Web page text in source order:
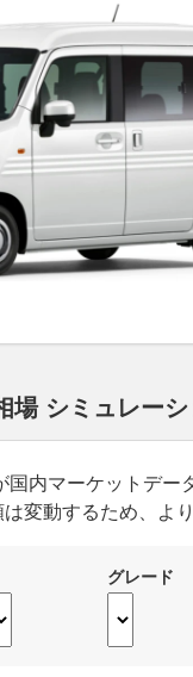
場 シミュレーシ
国内マーケットデ
変動するため、よ
グレード